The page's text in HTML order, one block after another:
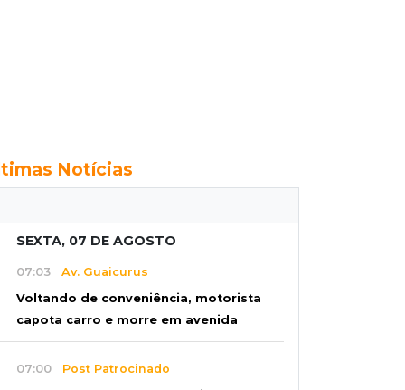
Notícias
SEXTA, 07 DE AGOSTO
07:03 Av. Guaicurus
Voltando de conveniência, motorista
capota carro e morre em avenida
07:00 Post Patrocinado